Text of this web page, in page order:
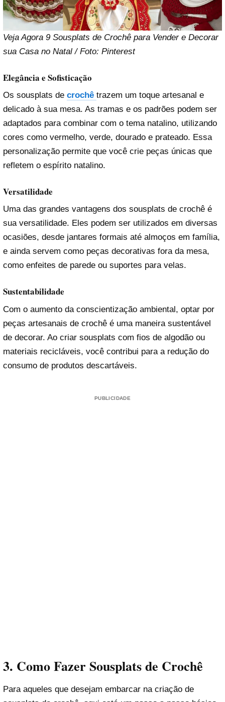
Veja Agora 9 Sousplats de Crochê para Vender e Decorar
sua Casa no Natal / Foto: Pinterest
Elegância e Sofisticação
Os sousplats de crochê trazem um toque artesanal e
delicado à sua mesa. As tramas e os padrões podem ser
adaptados para combinar com o tema natalino, utilizando
cores como vermelho, verde, dourado e prateado. Essa
personalização permite que você crie peças únicas que
refletem o espírito natalino.
Versatilidade
Uma das grandes vantagens dos sousplats de crochê é
sua versatilidade. Eles podem ser utilizados em diversas
ocasiões, desde jantares formais até almoços em família,
e ainda servem como peças decorativas fora da mesa,
como enfeites de parede ou suportes para velas.
Sustentabilidade
Com o aumento da conscientização ambiental, optar por
peças artesanais de crochê é uma maneira sustentável
de decorar. Ao criar sousplats com fios de algodão ou
materiais recicláveis, você contribui para a redução do
consumo de produtos descartáveis.
PUBLICIDADE
3. Como Fazer Sousplats de Crochê
Para aqueles que desejam embarcar na criação de